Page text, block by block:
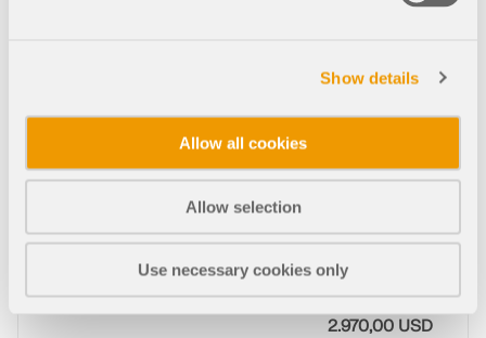
Show details
Allow all cookies
Allow selection
Use necessary cookies only
Quantità
2.970,00 USD